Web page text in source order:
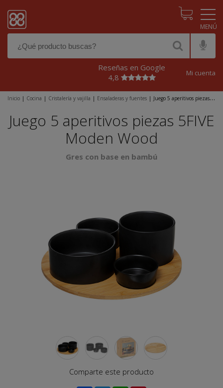
Reseñas en Google
4,8
Mi cuenta
Inicio | Cocina | Cristalería y vajilla | Ensaladeras y fuentes | Juego 5 aperitivos piezas
Comparte este producto
Juego 5 aperitivos piezas 5FIVE
Moden Wood
Gres con base en bambú